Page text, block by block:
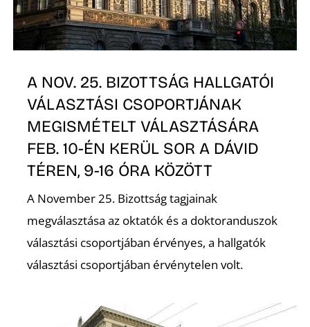
A NOV. 25. BIZOTTSÁG HALLGATÓI
VÁLASZTÁSI CSOPORTJÁNAK
MEGISMÉTELT VÁLASZTÁSÁRA
FEB. 10-ÉN KERÜL SOR A DÁVID
TÉREN, 9-16 ÓRA KÖZÖTT
A November 25. Bizottság tagjainak
megválasztása az oktatók és a doktoranduszok
választási csoportjában érvényes, a hallgatók
választási csoportjában érvénytelen volt.